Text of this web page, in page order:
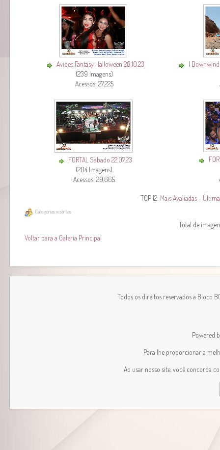
Aviões Fantasy Halloween 28.10.23
(239 Imagens)
Acessos: 27,225
I
FORTAL Sábado 22.07.23
(204 Imagens)
Acessos: 29,665
TOP 12: Mais Avaliadas-
Categorias restritas
Total de
Voltar para a Galeria Principal
Todos os direitos reservados a Bloco
Powered
Para lhe proporcionar a
Ao usar nosso site, você concorda